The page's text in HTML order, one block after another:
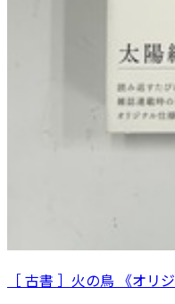
［ 古書 ］火の鳥 《オリ